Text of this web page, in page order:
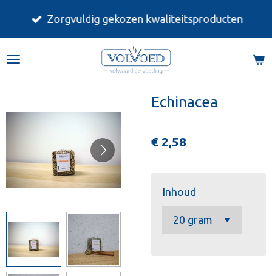
de
Zorgvuldig gekozen kwaliteitsproducten
Echinacea
€ 2,58
Inhoud